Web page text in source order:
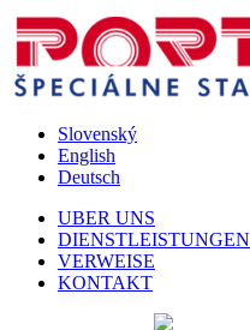
Slovenský
English
Deutsch
UBER UNS
DIENSTLEISTUNGEN
VERWEISE
KONTAKT